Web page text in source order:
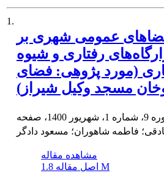
1.
فضاهای عمومی شهری بر
رفتاری و شیوه
(مورد پژوهی: فضای
مسجد وکیل شیراز)
فاطمه شاهوران؛ مسعود دادگر
مشاهده مقاله
اصل مقاله 1.8 M